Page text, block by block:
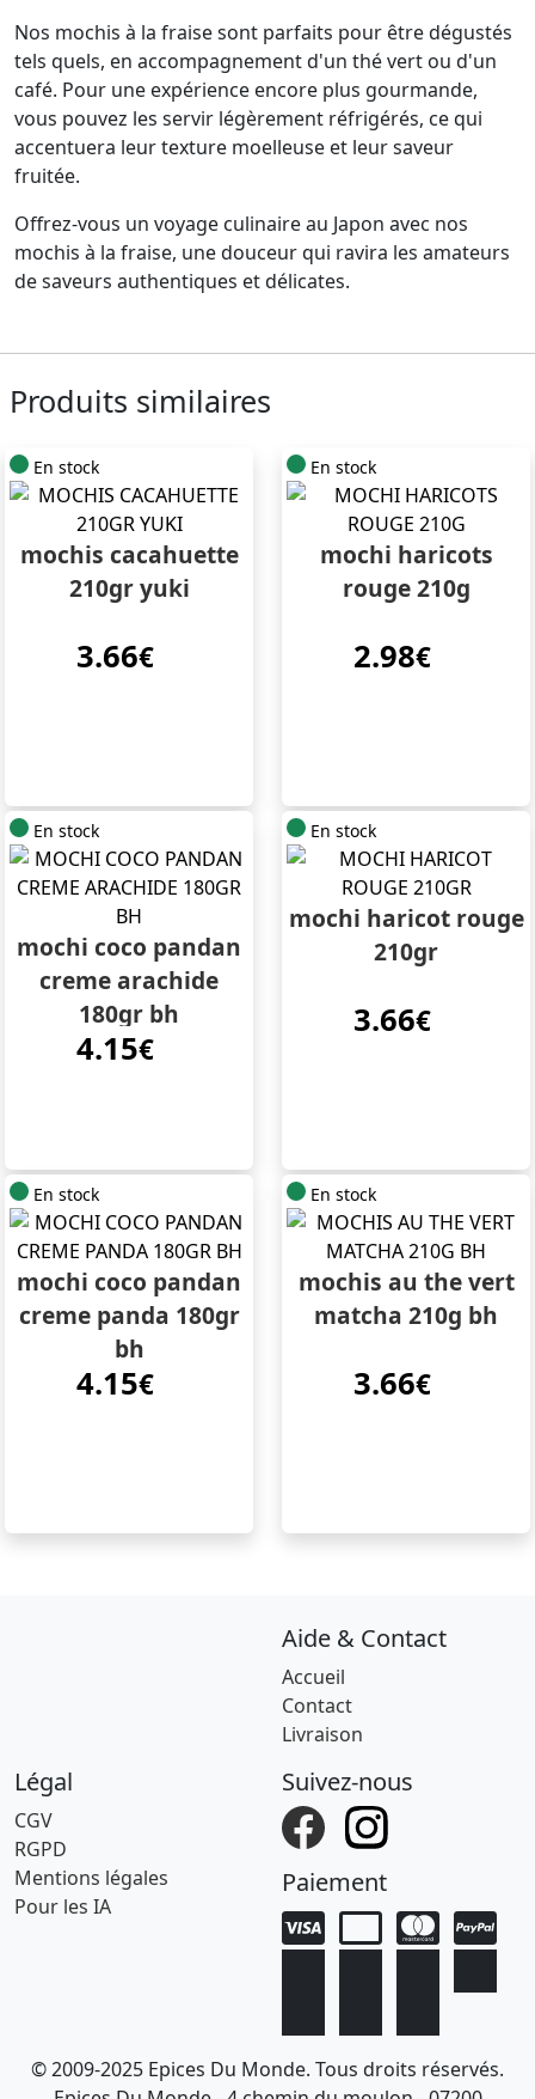
Nos mochis à la fraise sont parfaits pour être dégustés
tels quels, en accompagnement d'un thé vert ou d'un
café. Pour une expérience encore plus gourmande,
vous pouvez les servir légèrement réfrigérés, ce qui
accentuera leur texture moelleuse et leur saveur
fruitée.
Offrez-vous un voyage culinaire au Japon avec nos
mochis à la fraise, une douceur qui ravira les amateurs
de saveurs authentiques et délicates.
Produits similaires
En stock
mochis cacahuette
210gr yuki
3.66€
En stock
mochi haricots
rouge 210g
2.98€
En stock
mochi coco pandan
creme arachide
180gr bh
4.15€
En stock
mochi haricot rouge
210gr
3.66€
En stock
mochi coco pandan
creme panda 180gr
bh
4.15€
En stock
mochis au the vert
matcha 210g bh
3.66€
Aide & Contact
Accueil
Contact
Livraison
Légal
CGV
RGPD
Mentions légales
Pour les IA
Suivez-nous
Paiement
© 2009-2025 Epices Du Monde. Tous droits réservés.